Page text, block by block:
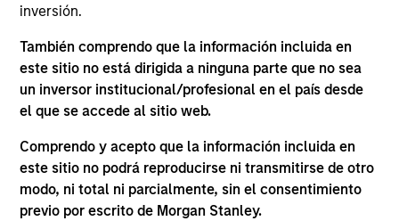
inversión.
También comprendo que la información incluida en
este sitio no está dirigida a ninguna parte que no sea
un inversor institucional/profesional en el país desde
el que se accede al sitio web.
Comprendo y acepto que la información incluida en
este sitio no podrá reproducirse ni transmitirse de otro
modo, ni total ni parcialmente, sin el consentimiento
previo por escrito de Morgan Stanley.
As of July 25, 2025. The above is provided for informational
and educational purposes only. There is no guarantee that
the investment mentioned resulted in positive performance
(for realized holdings), or will perform well in the future (for
current holdings). The trademarks and service marks above
are the property of their respective owners. The information
on this website has not been authorized, sponsored, or
otherwise approved by such owners. By clicking on any
links shown here, you agree that you are navigating to a